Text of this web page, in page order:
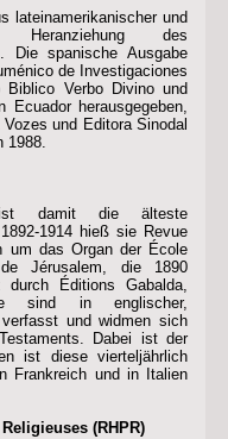
lateinamerikanischer und
Heranziehung des
Die spanische Ausgabe
de Investigaciones
Verbo Divino und
Ecuador herausgegeben,
und Editora Sinodal
1988.
damit die älteste
1914 hieß sie Revue
um das Organ der École
Jérusalem, die 1890
durch Éditions Gabalda,
sind in englischer,
und widmen sich
Dabei ist der
ist diese vierteljährlich
Frankreich und in Italien
(RHPR)